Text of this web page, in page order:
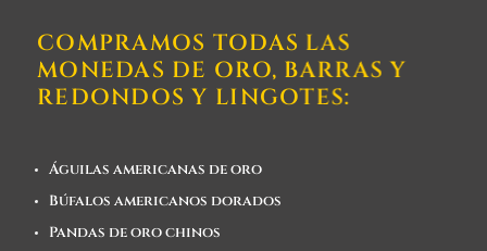
COMPRAMOS TODAS LAS
MONEDAS DE ORO, BARRAS Y
REDONDOS Y LINGOTES:
Águilas americanas de oro
Búfalos americanos dorados
Pandas de oro chinos